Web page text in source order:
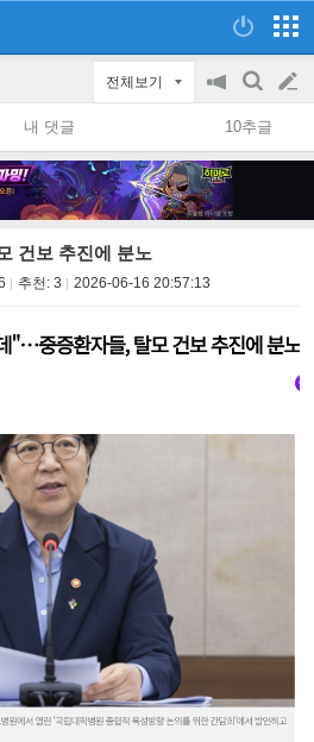
전체보기
공
지
on/off
검
색
글
쓰
내 댓글 10추글
건보 추진에 분노
추천: 3 2026-06-16 20:57:13